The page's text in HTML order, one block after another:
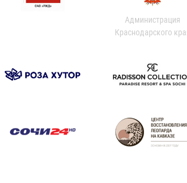
Администрация
Краснодарского